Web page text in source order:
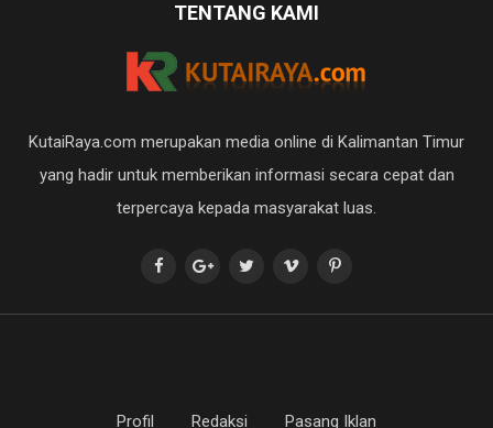
TENTANG KAMI
KutaiRaya.com merupakan media online di Kalimantan Timur
yang hadir untuk memberikan informasi secara cepat dan
terpercaya kepada masyarakat luas.
Profil Redaksi Pasang Iklan